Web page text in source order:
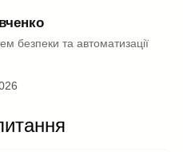
безпеки та автоматизації